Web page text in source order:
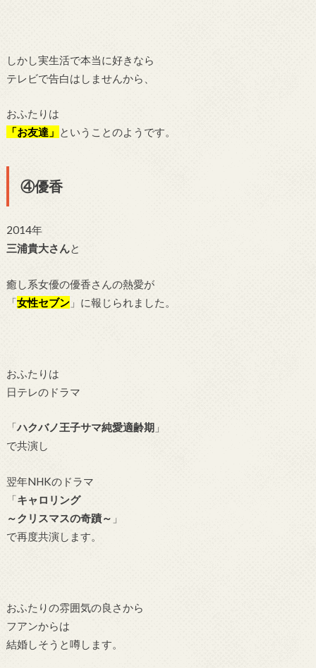
しかし実生活で本当に好きなら
テレビで告白はしませんから、
おふたりは
「お友達」 ということのようです。
④優香
2014年
三浦貴大さんと
癒し系女優の優香さんの熱愛が
「女性セブン」に報じられました。
おふたりは
日テレのドラマ
「ハクバノ王子サマ純愛適齢期」
で共演し
翌年NHKのドラマ
「キャロリング
～クリスマスの奇蹟～ 」
で再度共演します。
おふたりの雰囲気の良さから
フアンからは
結婚しそうと噂します。